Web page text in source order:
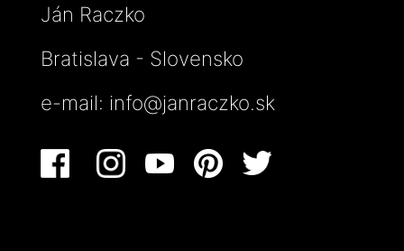
Ján Raczko
Bratislava - Slovensko
e-mail: info@janraczko.sk